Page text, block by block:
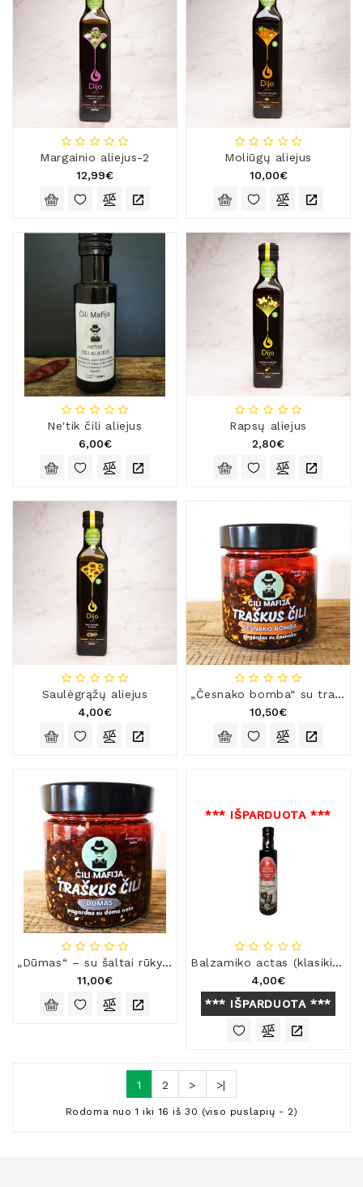
Margainio aliejus-2
12,99€
Moliūgų aliejus
10,00€
Ne'tik čili aliejus
6,00€
Rapsų aliejus
2,80€
Saulėgrąžų aliejus
4,00€
„Česnako bomba“ su traškiais česnako gabalėliais
10,50€
„Dūmas“ – su šaltai rūkytu aliejumi
11,00€
Balzamiko actas (klasikinis)
4,00€
*** IŠPARDUOTA ***
*** IŠPARDUOTA ***
1 2 > >|
Rodoma nuo 1 iki 16 iš 30 (viso puslapių - 2)